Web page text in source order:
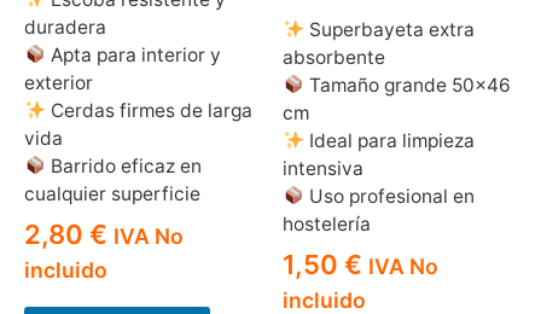
duradera
Apta para interior y
exterior
Cerdas firmes de larga
vida
Barrido eficaz en
cualquier superficie
2,80 € IVA No
incluido
Superbayeta extra
absorbente
Tamaño grande 50×46
cm
Ideal para limpieza
intensiva
Uso profesional en
hostelería
1,50 € IVA No
incluido